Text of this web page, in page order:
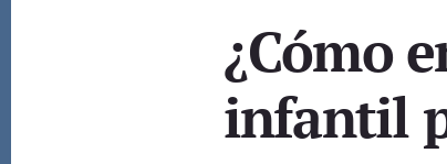
¿Cómo
infantil